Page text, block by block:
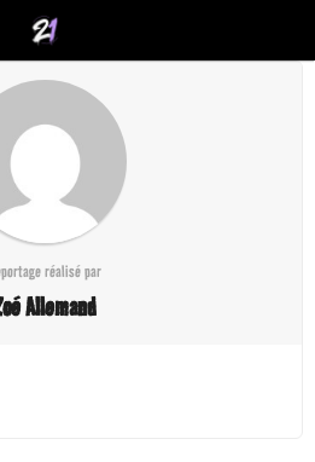
réalisé par
Allemand